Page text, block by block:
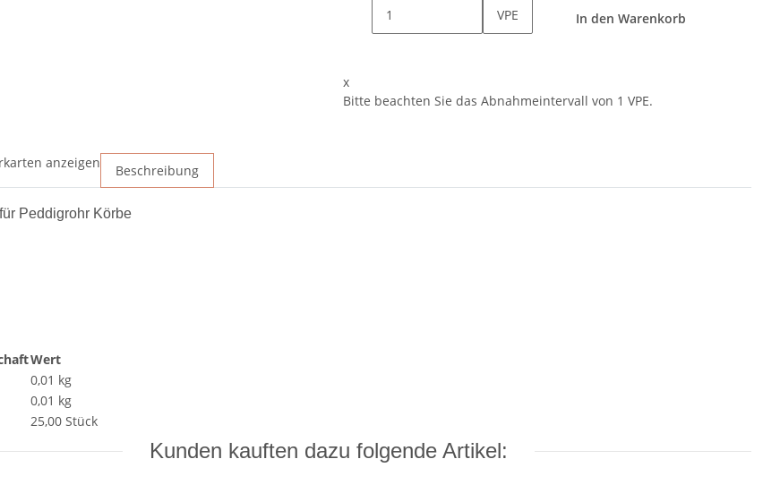
VPE In den Warenkorb
x
Bitte beachten Sie das Abnahmeintervall von 1 VPE.
anzeigen Beschreibung
Peddigrohr Körbe
Wert
0,01 kg
0,01 kg
25,00 Stück
Kunden kauften dazu folgende Artikel: